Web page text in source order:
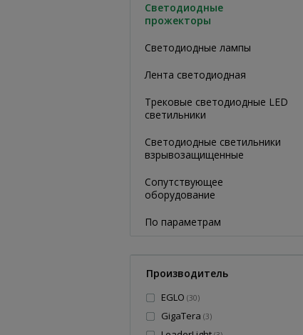
Светодиодные
прожекторы
Светодиодные лампы
Лента светодиодная
Трековые светодиодные LED
светильники
Светодиодные светильники
взрывозащищенные
Сопутствующее
оборудование
По параметрам
Производитель
EGLO (30)
GigaTera (3)